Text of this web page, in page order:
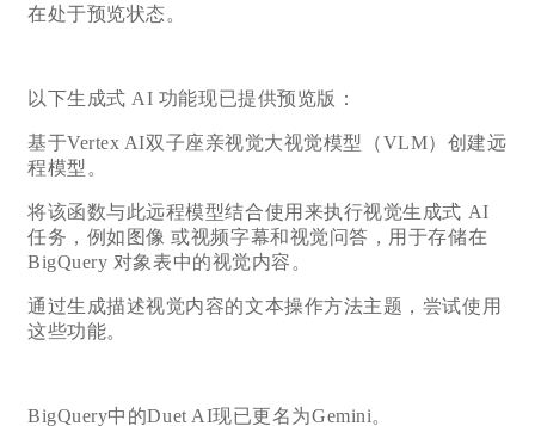
在处于预览状态。
以下生成式 AI 功能现已提供预览版：
基于Vertex AI双子座亲视觉大视觉模型（VLM）创建远
程模型。
将该函数与此远程模型结合使用来执行视觉生成式 AI
任务，例如图像 或视频字幕和视觉问答，用于存储在
BigQuery 对象表中的视觉内容。
通过生成描述视觉内容的文本操作方法主题，尝试使用
这些功能。
BigQuery中的Duet AI现已更名为Gemini。